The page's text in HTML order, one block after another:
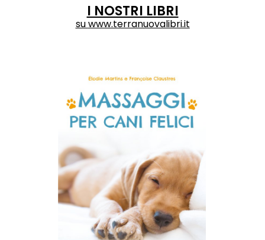
I NOSTRI LIBRI
suwww.terranuovalibri.it